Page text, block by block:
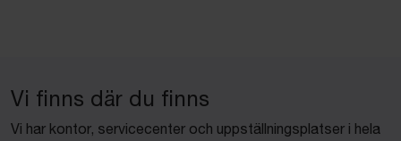
Vi finns där du finns
Vi har kontor, servicecenter och uppställningsplatser i hela